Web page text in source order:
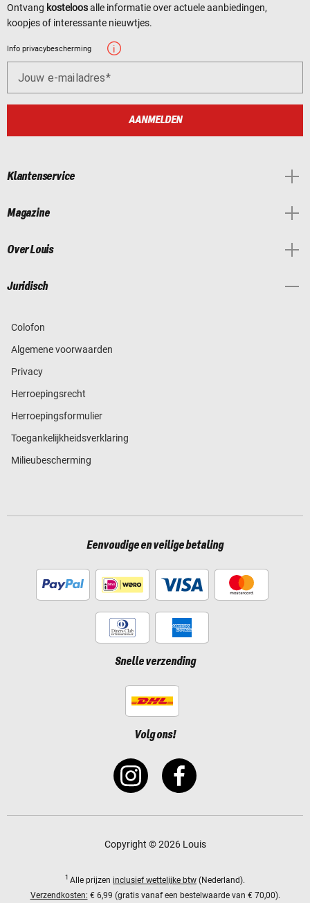
Ontvang kosteloosalle informatie over actuele aanbiedingen,
koopjes of interessante nieuwtjes.
Info privacybescherming
Jouw e-mailadres
AANMELDEN
Klantenservice
Magazine
Over Louis
Juridisch
Colofon
Algemene voorwaarden
Privacy
Herroepingsrecht
Herroepingsformulier
Toegankelijkheidsverklaring
Milieubescherming
Eenvoudige en veilige betaling
Snelle verzending
Volg ons!
Copyright © 2026 Louis
1 Alle prijzen inclusief wettelijke btw (Nederland).
Verzendkosten: € 6,99 (gratis vanaf een bestelwaarde van € 70,00).